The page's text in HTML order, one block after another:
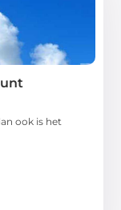
ook is het